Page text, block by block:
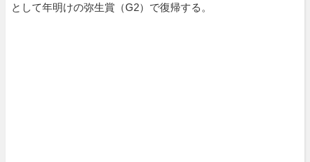
として年明けの弥生賞（G2）で復帰する。